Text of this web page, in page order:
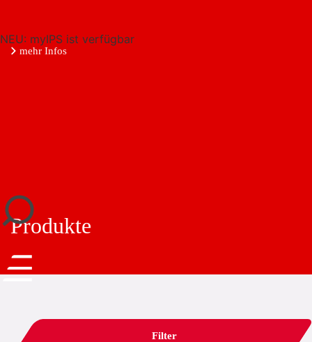
NEU: myIPS ist verfügbar
mehr Infos
Produkte
Filter